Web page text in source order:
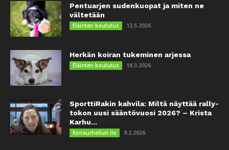
Pentuarjen sudenkuopat ja miten ne
vältetään
Eläinten koulutus 12.5.2026
Herkän koiran tukeminen arjessa
Eläinten koulutus 18.3.2026
SporttiRakin kahvila: Miltä näyttää rally-
tokon uusi sääntövuosi 2026? – Krista
Karhu...
Koiraurheilun ilo 9.2.2026